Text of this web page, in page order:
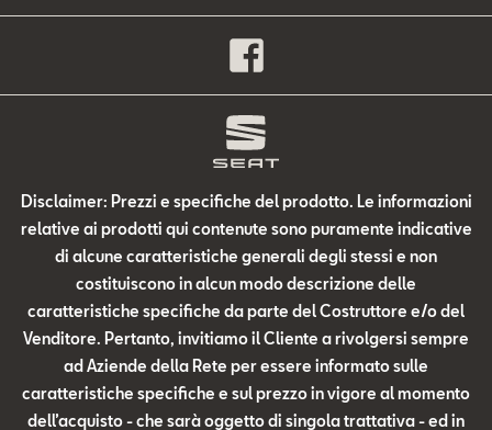
Disclaimer: Prezzi e specifiche del prodotto. Le informazioni
relative ai prodotti qui contenute sono puramente indicative
di alcune caratteristiche generali degli stessi e non
costituiscono in alcun modo descrizione delle
caratteristiche specifiche da parte del Costruttore e/o del
Venditore. Pertanto, invitiamo il Cliente a rivolgersi sempre
ad Aziende della Rete per essere informato sulle
caratteristiche specifiche e sul prezzo in vigore al momento
dell’acquisto - che sarà oggetto di singola trattativa - ed in